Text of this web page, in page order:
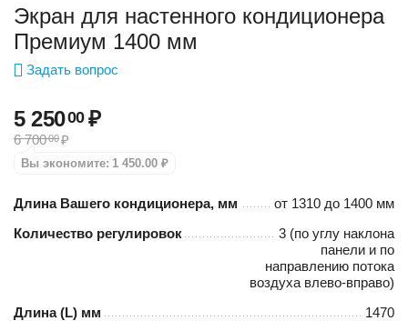
Экран для настенного кондиционера
Премиум 1400 мм
Задать вопрос
5 25000 ₽
6 70000₽
Вы экономите: 1 450.00 ₽
Длина Вашего кондиционера, мм
от 1310 до 1400 мм
Количество регулировок
3 (по углу наклона
панели и по
направлению потока
воздуха влево-вправо)
Длина (L) мм
1470